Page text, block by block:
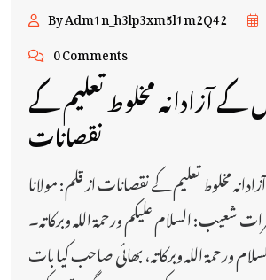
By Adm1n_h3lp3xm5l1m2Q42
0 Comments
کے آزادانہ مخلوط تعلیم کے
نقصانات
مخلوط تعلیم کے نقصانات از قلم: مولانا
شعیب: السلام علیکم ورحمة اللہ وبرکاتہ۔
ورحمة اللہ وبرکاتہ، بھائی صاحب کیا بات